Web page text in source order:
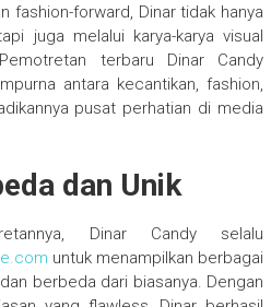
fashion-forward, Dinar tidak hanya
juga melalui karya-karya visual
terbaru Dinar Candy
antara kecantikan, fashion,
pusat perhatian di media
dan Unik
Dinar Candy selalu
untuk menampilkan berbagai
berbeda dari biasanya. Dengan